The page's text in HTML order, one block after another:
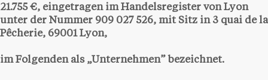
21.755 €, eingetragen im Handelsregister von Lyon
unter der Nummer 909 027 526, mit Sitz in 3 quai de la
Pêcherie, 69001 Lyon,
im Folgenden als „Unternehmen” bezeichnet.